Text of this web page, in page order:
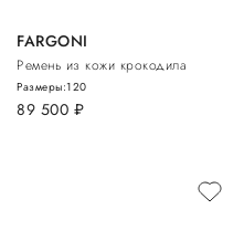
FARGONI
Ремень из кожи крокодила
89 500 руб.
Размеры:120